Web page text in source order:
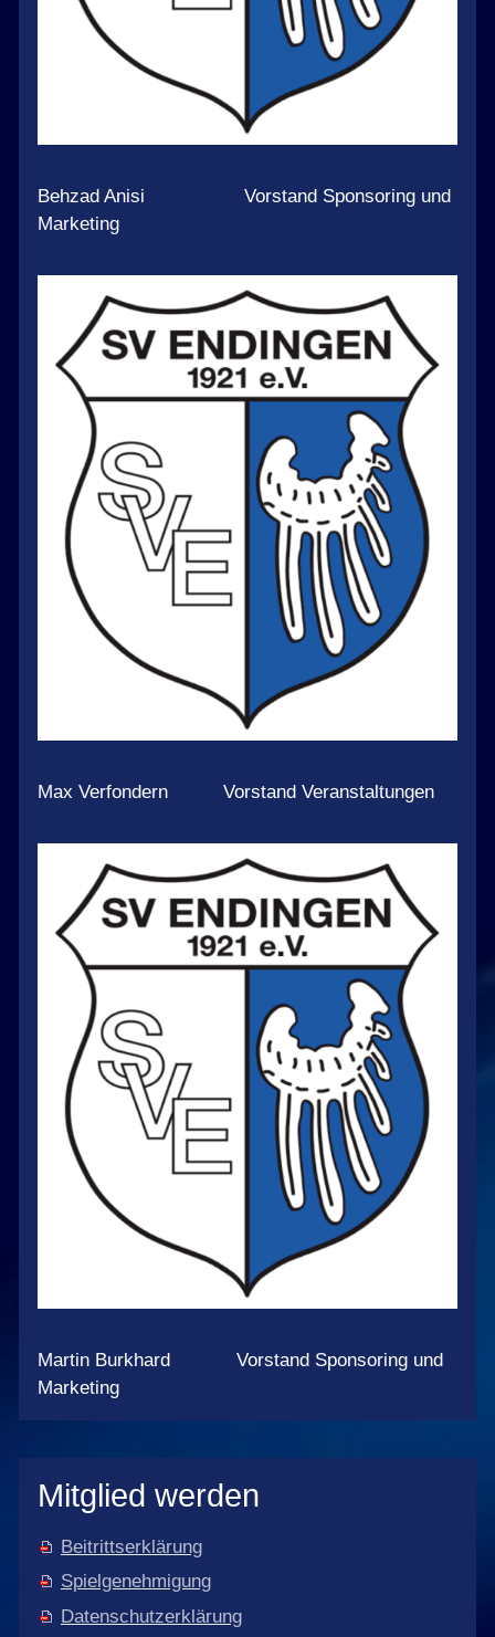
Behzad Anisi Vorstand Sponsoring und
Marketing
Max Verfondern Vorstand Veranstaltungen
Martin Burkhard Vorstand Sponsoring und
Marketing
Mitglied werden
Beitrittserklärung
Spielgenehmigung
Datenschutzerklärung